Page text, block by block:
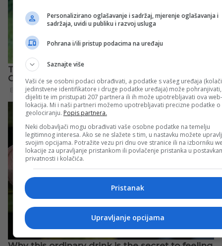
Personalizirano oglašavanje i sadržaj, mjerenje oglašavanja i
sadržaja, uvidi u publiku i razvoj usluga
Pohrana i/ili pristup podacima na uređaju
Saznajte više
Vaši će se osobni podaci obrađivati, a podatke s vašeg uređaja
jedinstvene identifikatore i druge podatke uređaja) može pohranjivati,
dijeliti te im pristupati 207 partnera ili ih može upotrebljavati ova web-
lokacija. Mi i naši partneri možemo upotrebljavati precizne podatke o
geolociranju. Popis partnera.
Neki dobavljači mogu obrađivati vaše osobne podatke na temelju
legitimnog interesa. Ako se ne slažete s tim, u nastavku možete
svojim opcijama. Potražite vezu pri dnu ove stranice ili na izborniku
lokacije za upravljanje pristankom ili povlačenje pristanka u
privatnosti i kolačića.
Pristanak
Upravljanje opcijama